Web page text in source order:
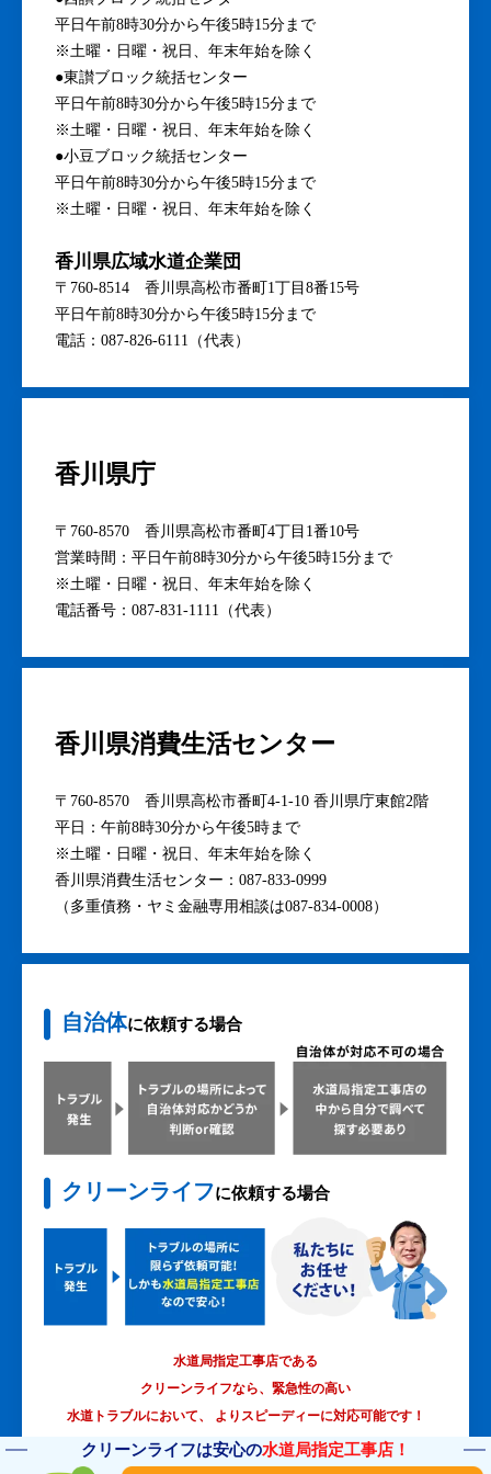
平日午前8時30分から午後5時15分まで
※土曜・日曜・祝日、年末年始を除く
●東讃ブロック統括センター
平日午前8時30分から午後5時15分まで
※土曜・日曜・祝日、年末年始を除く
●小豆ブロック統括センター
平日午前8時30分から午後5時15分まで
※土曜・日曜・祝日、年末年始を除く
香川県広域水道企業団
〒760-8514 香川県高松市番町1丁目8番15号
平日午前8時30分から午後5時15分まで
電話：087-826-6111（代表）
香川県庁
〒760-8570 香川県高松市番町4丁目1番10号
営業時間：平日午前8時30分から午後5時15分まで
※土曜・日曜・祝日、年末年始を除く
電話番号：087-831-1111（代表）
香川県消費生活センター
〒760-8570 香川県高松市番町4-1-10 香川県庁東館2階
平日：午前8時30分から午後5時まで
※土曜・日曜・祝日、年末年始を除く
香川県消費生活センター：087-833-0999
（多重債務・ヤミ金融専用相談は087-834-0008）
自治体に依頼する場合
クリーンライフに依頼する場合
水道局指定工事店である
クリーンライフなら、緊急性の高い
水道トラブルにおいて、
よりスピーディーに対応可能です！
クリーンライフは安心の水道局指定工事店！